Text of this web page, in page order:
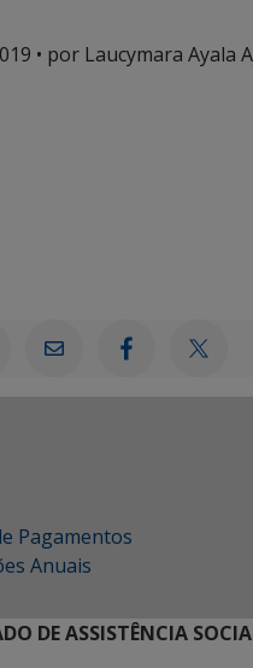
• por Laucymara Ayala
Pagamentos
Anuais
DE ASSISTÊNCIA